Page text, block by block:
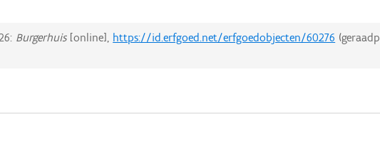
Burgerhuis[online], https://id.erfgoed.net/erfgoedobjecten/60276